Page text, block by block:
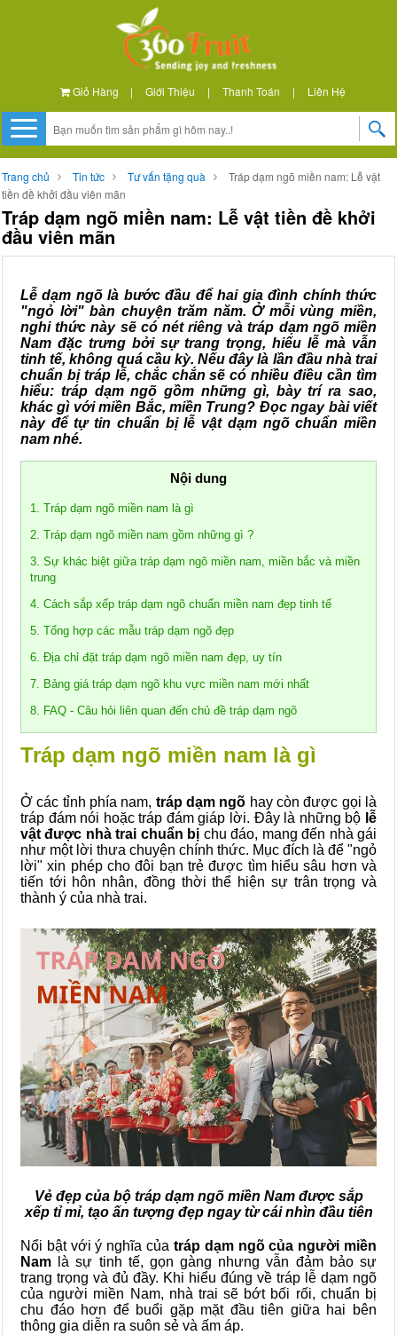
Giỏ Hàng | Giới Thiệu | Thanh Toán | Liên Hệ
Trang chủ Tin tức Tư vấn tặng quà
Tráp dạm ngõ miền nam: Lễ vật
tiền đề khởi đầu viên mãn
Tráp dạm ngõ miền nam: Lễ vật tiền đề khởi
đầu viên mãn
Lễ dạm ngõ là bước đầu để hai gia đình chính thức
"ngỏ lời" bàn chuyện trăm năm. Ở mỗi vùng miền,
nghi thức này sẽ có nét riêng và tráp dạm ngõ miền
Nam đặc trưng bởi sự trang trọng, hiếu lễ mà vẫn
tinh tế, không quá cầu kỳ. Nếu đây là lần đầu nhà trai
chuẩn bị tráp lễ, chắc chắn sẽ có nhiều điều cần tìm
hiểu: tráp dạm ngõ gồm những gì, bày trí ra sao,
khác gì với miền Bắc, miền Trung? Đọc ngay bài viết
này để tự tin chuẩn bị lễ vật dạm ngõ chuẩn miền
nam nhé.
Nội dung
1. Tráp dạm ngõ miền nam là gì
2. Tráp dạm ngõ miền nam gồm những gì ?
3. Sự khác biệt giữa tráp dạm ngõ miền nam, miền bắc và miền
trung
4. Cách sắp xếp tráp dạm ngõ chuẩn miền nam đẹp tinh tế
5. Tổng hợp các mẫu tráp dạm ngõ đẹp
6. Địa chỉ đặt tráp dạm ngõ miền nam đẹp, uy tín
7. Bảng giá tráp dạm ngõ khu vực miền nam mới nhất
8. FAQ - Câu hỏi liên quan đến chủ đề tráp dạm ngõ
Tráp dạm ngõ miền nam là gì
Ở các tỉnh phía nam, tráp dạm ngõ hay còn được gọi là
tráp đám nói hoặc tráp đám giáp lời. Đây là những bộ lễ
vật được nhà trai chuẩn bị chu đáo, mang đến nhà gái
như một lời thưa chuyện chính thức. Mục đích là để "ngỏ
lời" xin phép cho đôi bạn trẻ được tìm hiểu sâu hơn và
tiến tới hôn nhân, đồng thời thể hiện sự trân trọng và
thành ý của nhà trai.
Vẻ đẹp của bộ tráp dạm ngõ miền Nam được sắp
xếp tỉ mỉ, tạo ấn tượng đẹp ngay từ cái nhìn đầu tiên
Nổi bật với ý nghĩa của tráp dạm ngõ của người miền
Nam là sự tinh tế, gọn gàng nhưng vẫn đảm bảo sự
trang trọng và đủ đầy. Khi hiểu đúng về tráp lễ dạm ngõ
của người miền Nam, nhà trai sẽ bớt bối rối, chuẩn bị
chu đáo hơn để buổi gặp mặt đầu tiên giữa hai bên
thông gia diễn ra suôn sẻ và ấm áp.